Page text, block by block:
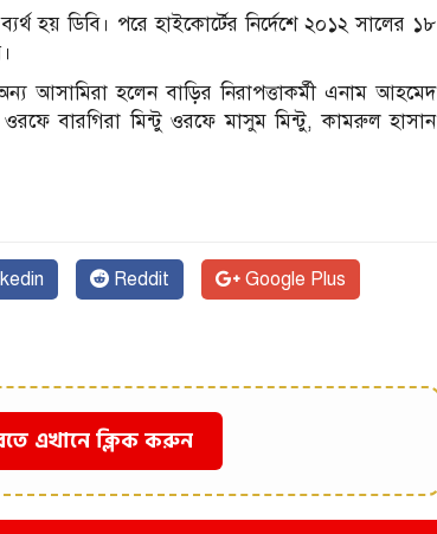
হয় ডিবি। পরে হাইকোর্টের নির্দেশে ২০১২ সালের ১৮
আসামিরা হলেন বাড়ির নিরাপত্তাকর্মী এনাম আহমেদ
বারগিরা মিন্টু ওরফে মাসুম মিন্টু, কামরুল হাসান
Reddit Google Plus
এখানে ক্লিক করুন